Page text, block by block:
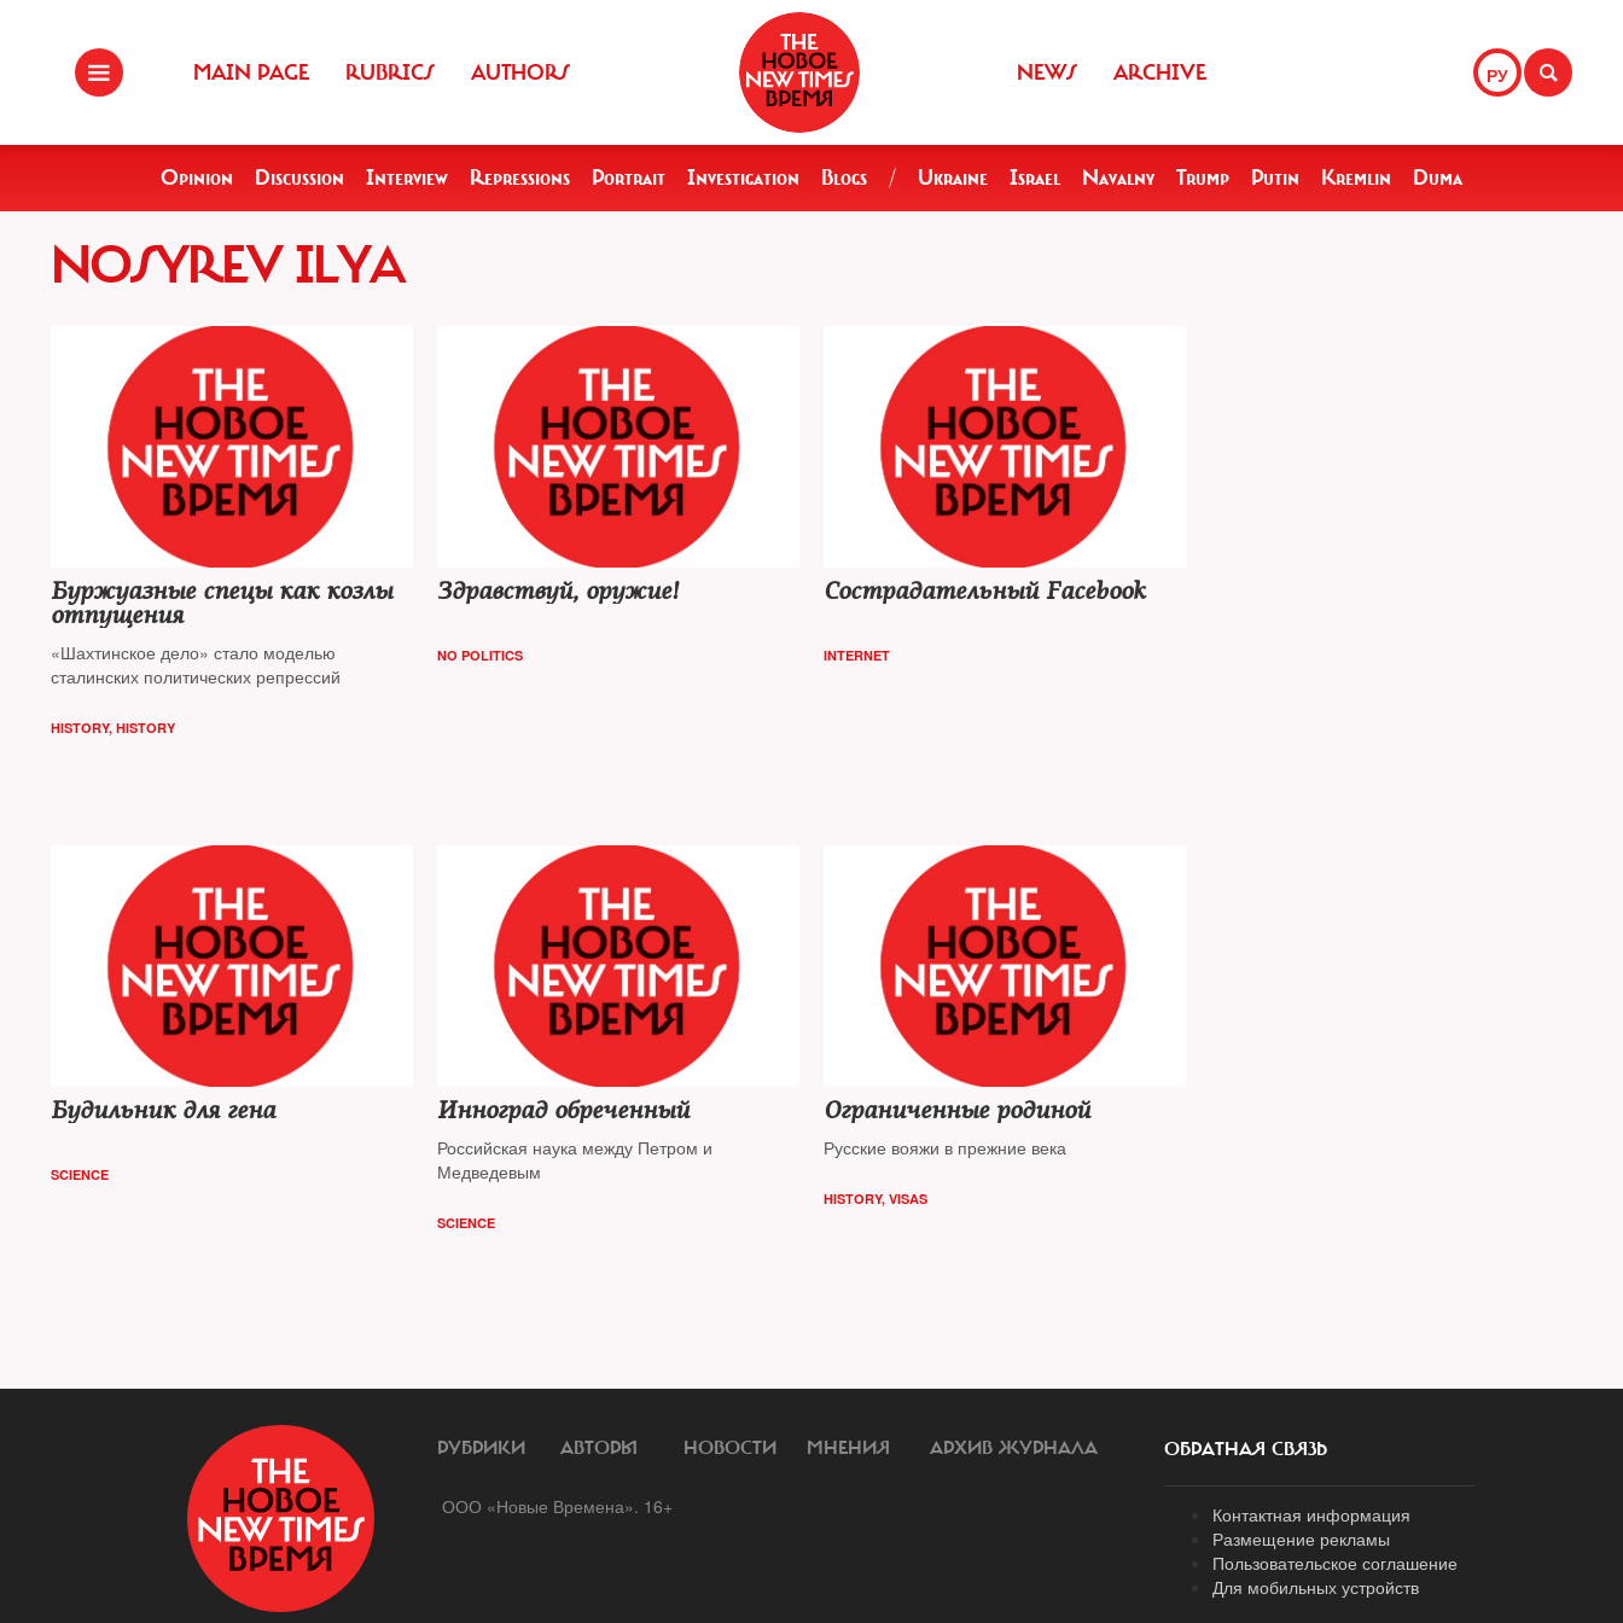
MAIN PAGE RUBRICS AUTHORS РУ
NEWS ARCHIVE
Opinion Discussion Interview Repressions Portrait Investigation Blogs / Ukraine Israel Navalny Trump Putin Kremlin Duma
NOSYREV ILYA
Буржуазные спецы как козлы
отпущения
«Шахтинское дело» стало моделью
сталинских политических репрессий
HISTORY, HISTORY
Здравствуй, оружие!
NO POLITICS
Сострадательный Facebook
INTERNET
Будильник для гена
SCIENCE
Инноград обреченный
Российская наука между Петром и
Медведевым
SCIENCE
Ограниченные родиной
Русские вояжи в прежние века
HISTORY, VISAS
РУБРИКИ АВТОРЫ НОВОСТИ МНЕНИЯ АРХИВ ЖУРНАЛА
ООО «Новые Времена». 16+
ОБРАТНАЯ СВЯЗЬ
Контактная информация
Размещение рекламы
Пользовательское соглашение
Для мобильных устройств